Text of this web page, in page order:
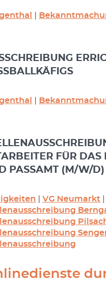
FÜR
PASSAMT (M/W/D)
VG Neumarkt